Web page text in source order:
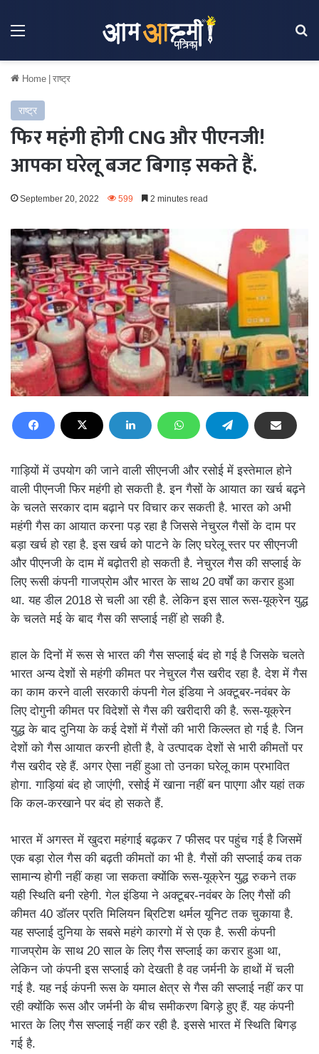
Menu
Home राष्ट्र
राष्ट्र
फिर महंगी होगी CNG और पीएनजी!
आपका घरेलू बजट बिगाड़ सकते हैं.
September 20, 2022 599 2 minutes read
गाड़ियों में उपयोग की जाने वाली सीएनजी और रसोई में इस्तेमाल होने
वाली पीएनजी फिर महंगी हो सकती है. इन गैसों के आयात का खर्च बढ़ने
के चलते सरकार दाम बढ़ाने पर विचार कर सकती है. भारत को अभी
महंगी गैस का आयात करना पड़ रहा है जिससे नेचुरल गैसों के दाम पर
बड़ा खर्च हो रहा है. इस खर्च को पाटने के लिए घरेलू स्तर पर सीएनजी
और पीएनजी के दाम में बढ़ोतरी हो सकती है. नेचुरल गैस की सप्लाई के
लिए रूसी कंपनी गाजप्रोम और भारत के साथ 20 वर्षों का करार हुआ
था. यह डील 2018 से चली आ रही है. लेकिन इस साल रूस-यूक्रेन युद्ध
के चलते मई के बाद गैस की सप्लाई नहीं हो सकी है.
हाल के दिनों में रूस से भारत की गैस सप्लाई बंद हो गई है जिसके चलते
भारत अन्य देशों से महंगी कीमत पर नेचुरल गैस खरीद रहा है. देश में गैस
का काम करने वाली सरकारी कंपनी गेल इंडिया ने अक्टूबर-नवंबर के
लिए दोगुनी कीमत पर विदेशों से गैस की खरीदारी की है. रूस-यूक्रेन
युद्ध के बाद दुनिया के कई देशों में गैसों की भारी किल्लत हो गई है. जिन
देशों को गैस आयात करनी होती है, वे उत्पादक देशों से भारी कीमतों पर
गैस खरीद रहे हैं. अगर ऐसा नहीं हुआ तो उनका घरेलू काम प्रभावित
होगा. गाड़ियां बंद हो जाएंगी, रसोई में खाना नहीं बन पाएगा और यहां तक
कि कल-करखाने पर बंद हो सकते हैं.
भारत में अगस्त में खुदरा महंगाई बढ़कर 7 फीसद पर पहुंच गई है जिसमें
एक बड़ा रोल गैस की बढ़ती कीमतों का भी है. गैसों की सप्लाई कब तक
सामान्य होगी नहीं कहा जा सकता क्योंकि रूस-यूक्रेन युद्ध रुकने तक
यही स्थिति बनी रहेगी. गेल इंडिया ने अक्टूबर-नवंबर के लिए गैसों की
कीमत 40 डॉलर प्रति मिलियन ब्रिटिश थर्मल यूनिट तक चुकाया है.
यह सप्लाई दुनिया के सबसे महंगे कारगो में से एक है. रूसी कंपनी
गाजप्रोम के साथ 20 साल के लिए गैस सप्लाई का करार हुआ था,
लेकिन जो कंपनी इस सप्लाई को देखती है वह जर्मनी के हाथों में चली
गई है. यह नई कंपनी रूस के यमाल क्षेत्र से गैस की सप्लाई नहीं कर पा
रही क्योंकि रूस और जर्मनी के बीच समीकरण बिगड़े हुए हैं. यह कंपनी
भारत के लिए गैस सप्लाई नहीं कर रही है. इससे भारत में स्थिति बिगड़
गई है.